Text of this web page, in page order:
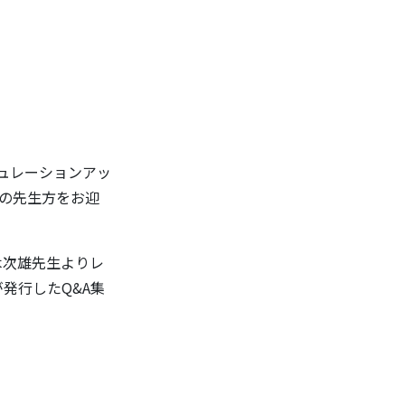
レーションアッ
先生方をお迎
雄先生よりレ
行したQ&A集